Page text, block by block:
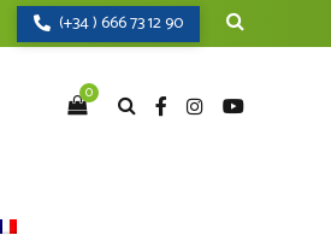
(+34 ) 666 73 12 90
0